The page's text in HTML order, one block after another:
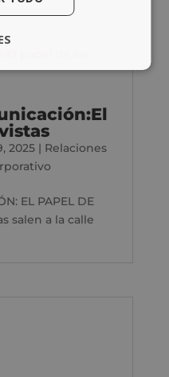
2025| Relaciones
EL PAPEL DE
salen a la calle